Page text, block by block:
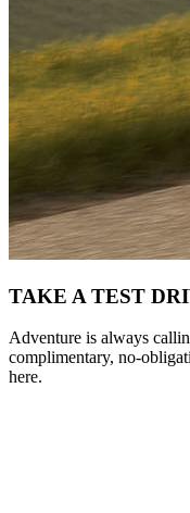
TAKE A TEST
Adventure is always
complimentary, no-
here.